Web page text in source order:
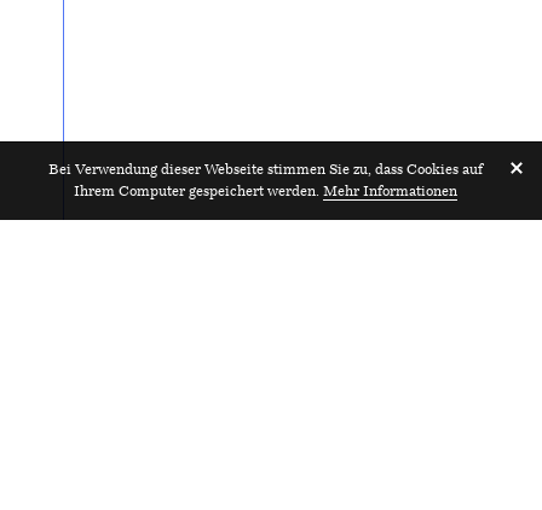
Bei Verwendung dieser Webseite stimmen Sie zu, dass Cookies auf
Ihrem Computer gespeichert werden. Mehr Informationen